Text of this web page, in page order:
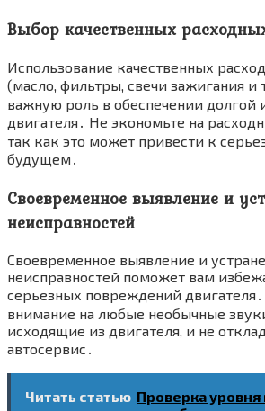
Выбор качественных
Использование качественных
(масло, фильтры, свечи зажигания и
важную роль в обеспечении долгой
двигателя․ Не экономьте на
так как это может привести к
будущем․
Своевременное выявление и
неисправностей
Своевременное выявление и
неисправностей поможет вам
серьезных повреждений
внимание на любые необычные
исходящие из двигателя, и не
автосервис․
Читать статью Проверка уровня